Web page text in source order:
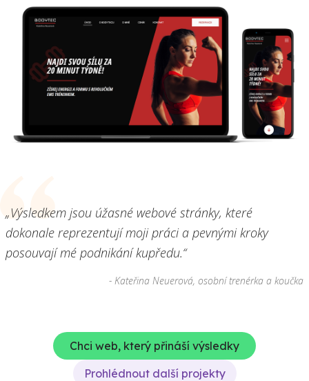
„Výsledkem jsou úžasné webové stránky, které
dokonale reprezentují moji práci a pevnými kroky
posouvají mé podnikání kupředu.“
- Kateřina Neuerová, osobní trenérka a koučka
Chci web, který přináší výsledky
Prohlédnout další projekty